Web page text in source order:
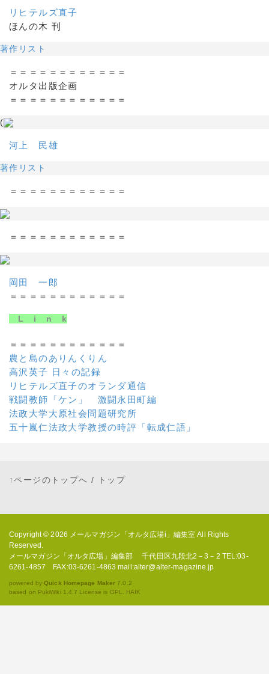
リヒテルズ直子
ほんの木 刊
著作リスト
＝＝＝＝＝＝＝＝＝＝＝＝
オルタ出版企画
＝＝＝＝＝＝＝＝＝＝＝＝
(
河上 民雄
著作リスト
＝＝＝＝＝＝＝＝＝＝＝＝
＝＝＝＝＝＝＝＝＝＝＝＝
岡田 一郎
＝＝＝＝＝＝＝＝＝＝＝＝
L i n k
＝＝＝＝＝＝＝＝＝＝＝＝
農と島のありんくりん
高沢英子 日々の記録
リヒテルズ直子のオランダ通信
戦闘教師「ケン」 激闘永田町編
法政大学大原社会問題研究所
五十嵐仁法政大学教授の時評「転成仁語」
↑ページのトップへ / トップ
Copyright © 2026 メールマガジン「オルタ広場i」編集室 All Rights
Reserved.
メールマガジン「オルタ広場」編集部 千代田区九段北2－3－2 TEL:03-
6261-4857 FAX:03-6261-4863 mail:alter@alter-magazine.jp
powered byQuick Homepage Maker 7.0.2
based on PukiWiki 1.4.7 License is GPL. HAIK